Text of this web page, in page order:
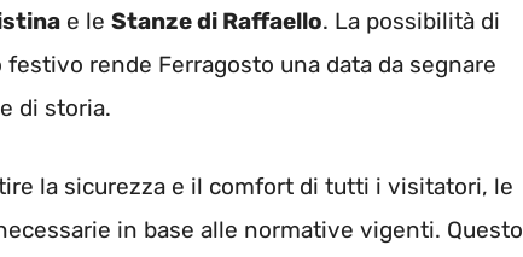
e le Stanze di Raffaello. La possibilità di
rende Ferragosto una data da segnare
di storia.
la sicurezza e il comfort di tutti i visitatori, le
in base alle normative vigenti. Questo